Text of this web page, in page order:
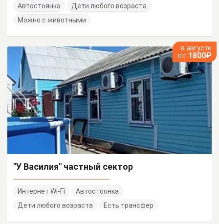
Автостоянка
Дети любого возраста
Можно с животными
в августе
от 1800₽
"У Василия" частный сектор
Интернет Wi-Fi
Автостоянка
Дети любого возраста
Есть трансфер